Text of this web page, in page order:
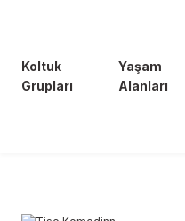
Koltuk
Grupları
Yaşam
Alanları